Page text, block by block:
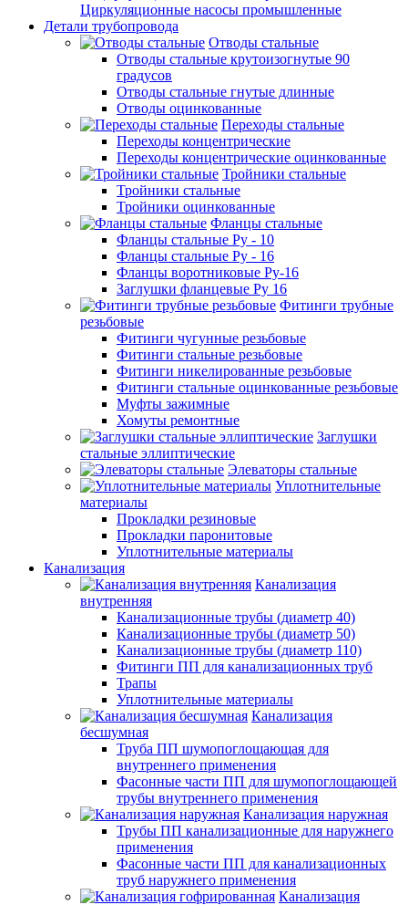
Циркуляционные насосы промышленные
Детали трубопровода
Отводы стальные
Отводы стальные крутоизогнутые 90
градусов
Отводы стальные гнутые длинные
Отводы оцинкованные
Переходы стальные
Переходы концентрические
Переходы концентрические оцинкованные
Тройники стальные
Тройники стальные
Тройники оцинкованные
Фланцы стальные
Фланцы стальные Ру - 10
Фланцы стальные Ру - 16
Фланцы воротниковые Ру-16
Заглушки фланцевые Ру 16
Фитинги трубные
резьбовые
Фитинги чугунные резьбовые
Фитинги стальные резьбовые
Фитинги никелированные резьбовые
Фитинги стальные оцинкованные резьбовые
Муфты зажимные
Хомуты ремонтные
Заглушки
стальные эллиптические
Элеваторы стальные
Уплотнительные
материалы
Прокладки резиновые
Прокладки паронитовые
Уплотнительные материалы
Канализация
Канализация
внутренняя
Канализационные трубы (диаметр 40)
Канализационные трубы (диаметр 50)
Канализационные трубы (диаметр 110)
Фитинги ПП для канализационных труб
Трапы
Уплотнительные материалы
Канализация
бесшумная
Труба ПП шумопоглощающая для
внутреннего применения
Фасонные части ПП для шумопоглощающей
трубы внутреннего применения
Канализация наружная
Трубы ПП канализационные для наружнего
применения
Фасонные части ПП для канализационных
труб наружнего применения
Канализация